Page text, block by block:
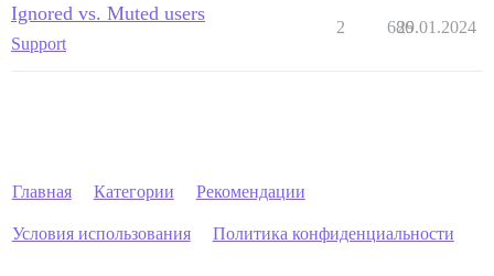
Ignored vs. Muted users
Support
2 686
29.01.2024
Главная Категории Рекомендации
Условия использования Политика конфиденциальности